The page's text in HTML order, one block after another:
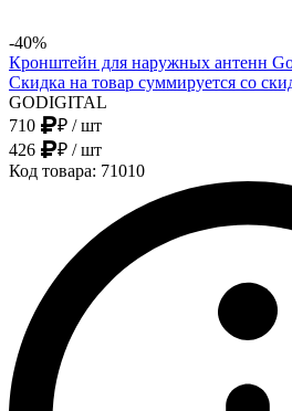
-40%
Кронштейн для наружных антенн
Скидка на товар суммируется со
GODIGITAL
710
₽ / шт
426
₽ / шт
Код товара: 71010